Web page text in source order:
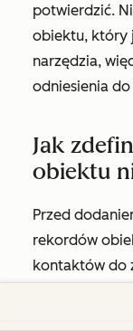
potwierdzić.
obiektu, który
narzędzia,
odniesienia
Jak
obiektu
Przed
rekordów
kontaktów do
Można